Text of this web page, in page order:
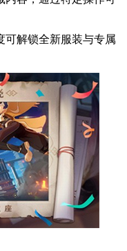
可解锁全新服装与专属